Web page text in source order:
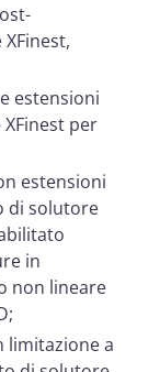
estensioni
per
estensioni
di solutore
in
non lineare
limitazione a